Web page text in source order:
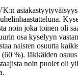
noin joka toinen oli
osa kyselyyn
naisten osuutta
%). Iäkkäiden
noin puolet oli